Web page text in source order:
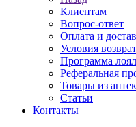
Клиентам
Вопрос-ответ
Оплата и
Условия
Программа
Реферальная
Товары из
Статьи
Контакты